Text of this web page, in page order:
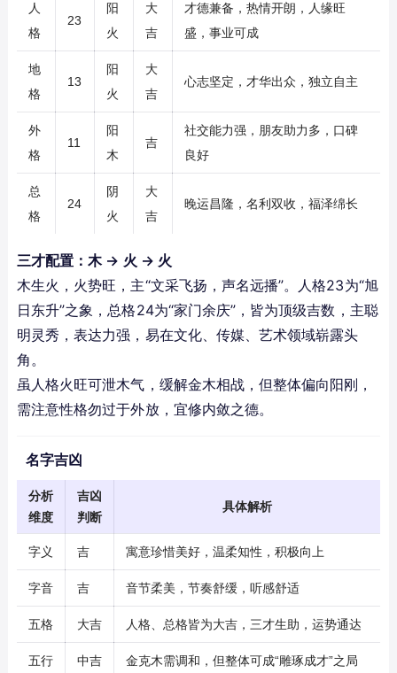
人
格
23
阳
火
大
吉
才德兼备，热情开朗，人缘旺
盛，事业可成
地
格
13
阳
火
大
吉
心志坚定，才华出众，独立自主
外
格
11
阳
木
吉
社交能力强，朋友助力多，口碑
良好
总
格
24
阴
火
大
吉
晚运昌隆，名利双收，福泽绵长
三才配置：木 → 火 → 火
木生火，火势旺，主“文采飞扬，声名远播”。人格23为“旭
日东升”之象，总格24为“家门余庆”，皆为顶级吉数，主聪
明灵秀，表达力强，易在文化、传媒、艺术领域崭露头
角。
虽人格火旺可泄木气，缓解金木相战，但整体偏向阳刚，
需注意性格勿过于外放，宜修内敛之德。
名字吉凶
分析
维度
吉凶
判断
具体解析
字义 吉 寓意珍惜美好，温柔知性，积极向上
字音 吉 音节柔美，节奏舒缓，听感舒适
五格 大吉 人格、总格皆为大吉，三才生助，运势通达
五行 中吉 金克木需调和，但整体可成“雕琢成才”之局